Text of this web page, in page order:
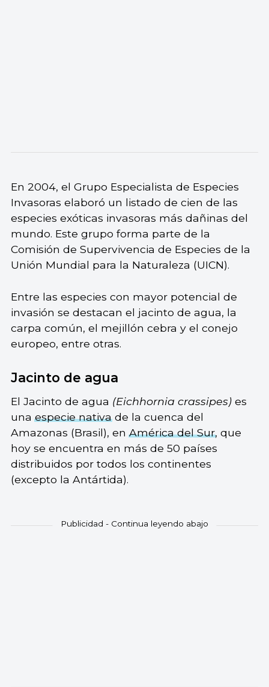
En 2004, el Grupo Especialista de Especies
Invasoras elaboró un listado de cien de las
especies exóticas invasoras más dañinas del
mundo. Este grupo forma parte de la
Comisión de Supervivencia de Especies de la
Unión Mundial para la Naturaleza (UICN).
Entre las especies con mayor potencial de
invasión se destacan el jacinto de agua, la
carpa común, el mejillón cebra y el conejo
europeo, entre otras.
Jacinto de agua
El Jacinto de agua (Eichhornia crassipes)es
unaespecie nativade la cuenca del
Amazonas (Brasil), enAmérica del Sur, que
hoy se encuentra en más de 50 países
distribuidos por todos los continentes
(excepto la Antártida).